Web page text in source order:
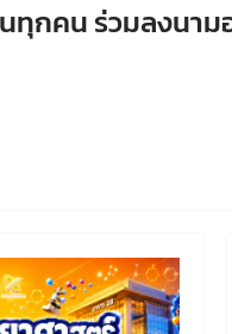
กคน ร่วมลงนามอ